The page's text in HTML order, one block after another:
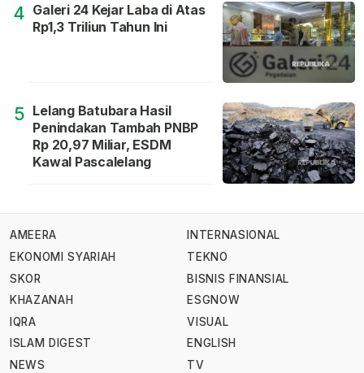
4 Galeri 24 Kejar Laba di Atas
Rp1,3 Triliun Tahun Ini
5 Lelang Batubara Hasil
Penindakan Tambah PNBP
Rp 20,97 Miliar, ESDM
Kawal Pascalelang
AMEERA
EKONOMI SYARIAH
SKOR
KHAZANAH
IQRA
ISLAM DIGEST
NEWS
INTERNASIONAL
TEKNO
BISNIS FINANSIAL
ESGNOW
VISUAL
ENGLISH
TV